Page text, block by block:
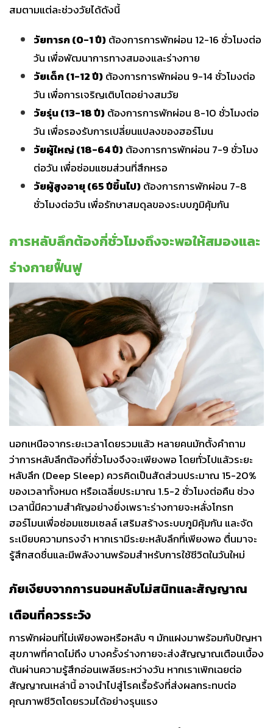
สมตามแต่ละช่วงวัยได้ดังนี้
วัยทารก (0-1 ปี)ต้องการการพักผ่อน 12-16 ชั่วโมงต่อ
วัน เพื่อพัฒนาการทางสมองและร่างกาย
วัยเด็ก (1-12 ปี)ต้องการการพักผ่อน 9-14 ชั่วโมงต่อ
วัน เพื่อการเจริญเติบโตอย่างสมวัย
วัยรุ่น (13-18 ปี)ต้องการการพักผ่อน 8-10 ชั่วโมงต่อ
วัน เพื่อรองรับการเปลี่ยนแปลงของฮอร์โมน
วัยผู้ใหญ่ (18-64 ปี)ต้องการการพักผ่อน 7-9 ชั่วโมง
ต่อวัน เพื่อซ่อมแซมส่วนที่สึกหรอ
วัยผู้สูงอายุ (65 ปีขึ้นไป)ต้องการการพักผ่อน 7-8
ชั่วโมงต่อวัน เพื่อรักษาสมดุลของระบบภูมิคุ้มกัน
การหลับลึกต้องกี่ชั่วโมงถึงจะพอให้สมองและ
ร่างกายฟื้นฟู
นอกเหนือจากระยะเวลาโดยรวมแล้ว หลายคนมักตั้งคำถาม
ว่าการหลับลึกต้องกี่ชั่วโมงจึงจะเพียงพอ โดยทั่วไปแล้วระยะ
หลับลึก (Deep Sleep) ควรคิดเป็นสัดส่วนประมาณ 15-20%
ของเวลาทั้งหมด หรือเฉลี่ยประมาณ 1.5-2 ชั่วโมงต่อคืน ช่วง
เวลานี้มีความสำคัญอย่างยิ่งเพราะร่างกายจะหลั่งโกรท
ฮอร์โมนเพื่อซ่อมแซมเซลล์ เสริมสร้างระบบภูมิคุ้มกัน และจัด
ระเบียบความทรงจำ หากเรามีระยะหลับลึกที่เพียงพอ ตื่นมาจะ
รู้สึกสดชื่นและมีพลังงานพร้อมสำหรับการใช้ชีวิตในวันใหม่
ภัยเงียบจากการนอนหลับไม่สนิทและสัญญาณ
เตือนที่ควรระวัง
การพักผ่อนที่ไม่เพียงพอหรือหลับ ๆ มักแฝงมาพร้อมกับปัญหา
สุขภาพที่คาดไม่ถึง บางครั้งร่างกายจะส่งสัญญาณเตือนเบื้อง
ต้นผ่านความรู้สึกอ่อนเพลียระหว่างวัน หากเราเพิกเฉยต่อ
สัญญาณเหล่านี้ อาจนำไปสู่โรคเรื้อรังที่ส่งผลกระทบต่อ
คุณภาพชีวิตโดยรวมได้อย่างรุนแรง